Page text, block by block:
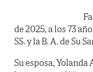
de 2025, a los 73
SS. y la B. A. de Su
Su esposa,